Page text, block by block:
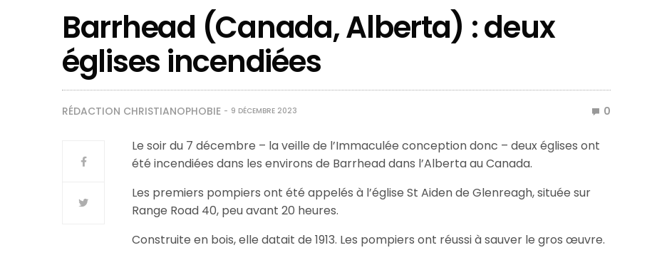
Barrhead (Canada, Alberta) : deux
églises incendiées
RÉDACTION CHRISTIANOPHOBIE 9 DÉCEMBRE 2023 0
Le soir du 7 décembre – la veille de l’Immaculée conception donc – deux églises ont
été incendiées dans les environs de Barrhead dans l’Alberta au Canada.
Les premiers pompiers ont été appelés à l’église St Aiden de Glenreagh, située sur
Range Road 40, peu avant 20 heures.
Construite en bois, elle datait de 1913. Les pompiers ont réussi à sauver le gros œuvre.